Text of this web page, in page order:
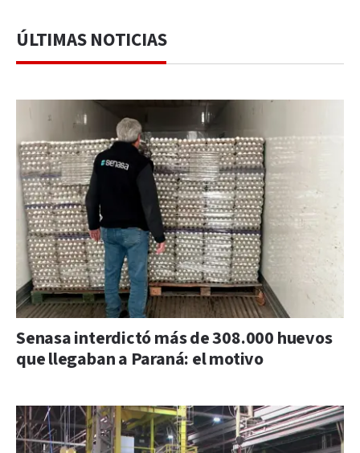
ÚLTIMAS NOTICIAS
Senasa interdictó más de 308.000 huevos
que llegaban a Paraná: el motivo